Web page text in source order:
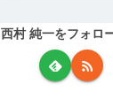
西村 純一をフォロ